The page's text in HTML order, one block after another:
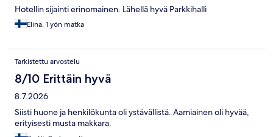
Hotellin sijainti erinomainen. Lähellä hyvä Parkkihalli
Elina, 1 yön matka
Tarkistettu arvostelu
8/10 Erittäin hyvä
8.7.2026
Siisti huone ja henkilökunta oli ystävällistä. Aamiainen oli hyvää,
erityisesti musta makkara.